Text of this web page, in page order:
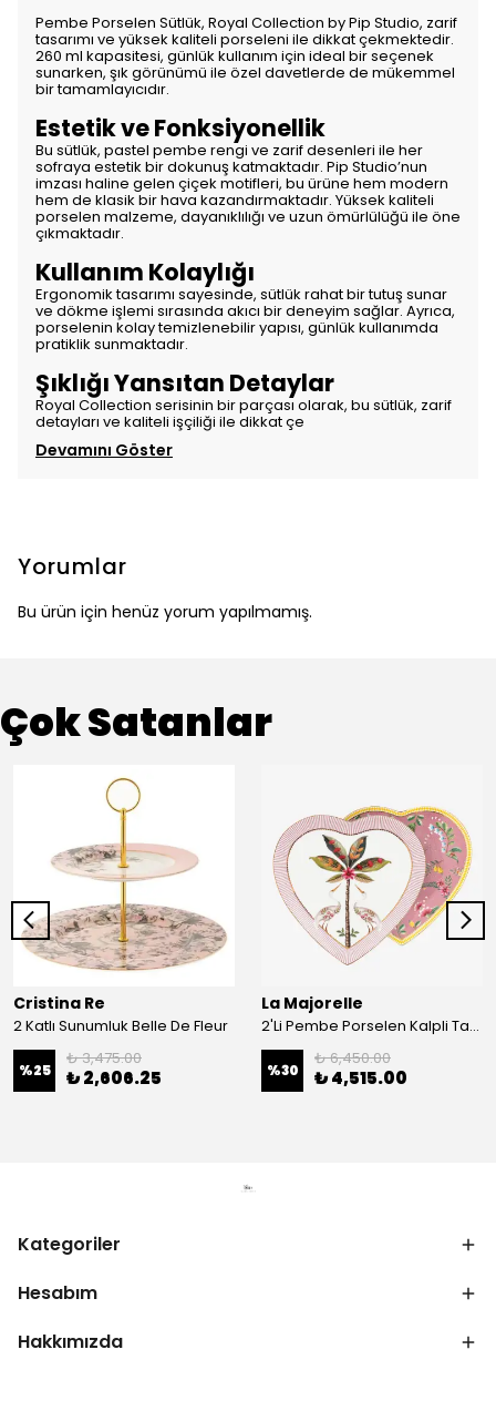
Pembe Porselen Sütlük, Royal Collection by Pip Studio, zarif
tasarımı ve yüksek kaliteli porseleni ile dikkat çekmektedir.
260 ml kapasitesi, günlük kullanım için ideal bir seçenek
sunarken, şık görünümü ile özel davetlerde de mükemmel
bir tamamlayıcıdır.
Estetik ve Fonksiyonellik
Bu sütlük, pastel pembe rengi ve zarif desenleri ile her
sofraya estetik bir dokunuş katmaktadır. Pip Studio’nun
imzası haline gelen çiçek motifleri, bu ürüne hem modern
hem de klasik bir hava kazandırmaktadır. Yüksek kaliteli
porselen malzeme, dayanıklılığı ve uzun ömürlülüğü ile öne
çıkmaktadır.
Kullanım Kolaylığı
Ergonomik tasarımı sayesinde, sütlük rahat bir tutuş sunar
ve dökme işlemi sırasında akıcı bir deneyim sağlar. Ayrıca,
porselenin kolay temizlenebilir yapısı, günlük kullanımda
pratiklik sunmaktadır.
Şıklığı Yansıtan Detaylar
Royal Collection serisinin bir parçası olarak, bu sütlük, zarif
detayları ve kaliteli işçiliği ile dikkat çe
Devamını Göster
Yorumlar
Bu ürün için henüz yorum yapılmamış.
Çok Satanlar
Cristina Re
2 Katlı Sunumluk Belle De Fleur
%25
₺ 3,475.00
₺ 2,606.25
La Majorelle
2'Li Pembe Porselen Kalpli Tabak 21,5 Cm La Majorelle
%30
₺ 6,450.00
₺ 4,515.00
Kategoriler
Hesabım
Hakkımızda